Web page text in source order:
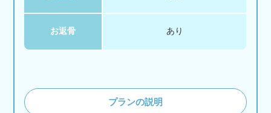
お返骨 あり
プランの説明